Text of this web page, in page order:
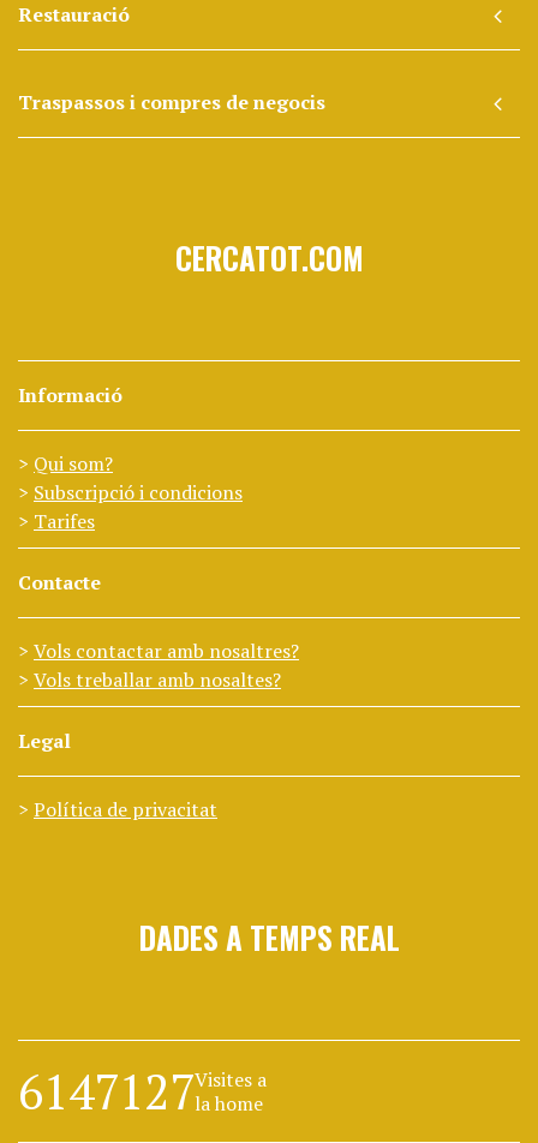
Restauració
Traspassos i compres de negocis
CERCATOT.COM
Informació
Qui som?
Subscripció i condicions
Tarifes
Contacte
Vols contactar amb nosaltres?
Vols treballar amb nosaltes?
Legal
Política de privacitat
DADES A TEMPS REAL
6147127Visites a
la home